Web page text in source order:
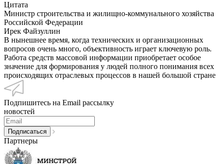
Цитата
Министр строительства и жилищно-коммунального хозяйства
Российской Федерации
Ирек Файзуллин
В нынешнее время, когда технических и организационных
вопросов очень много, объективность играет ключевую роль.
Работа средств массовой информации приобретает особое
значение для формирования у людей полного понимания всех
происходящих отраслевых процессов в нашей большой стране
Подпишитесь на Email рассылку
новостей
Партнеры